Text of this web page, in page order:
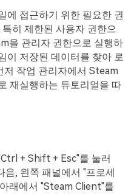
에 접근하기 위한 필요한 권
히 제한된 사용자 권한으
을 관리자 권한으로 실행하
이 저장된 데이터를 찾아 로
저 작업 관리자에서 Steam
재실행하는 튜토리얼을 따
+ Shift + Esc"를 눌러
, 왼쪽 패널에서 "프로세
래에서 "Steam Client"를